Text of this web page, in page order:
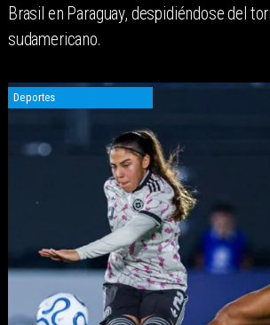
Brasil en Paraguay, despidiéndose del
sudamericano.
Deportes